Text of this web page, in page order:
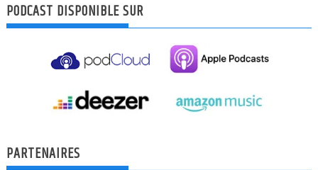
PODCAST DISPONIBLE SUR
PARTENAIRES